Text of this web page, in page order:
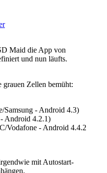
Maid die App von
und nun läufts.
grauen Zellen bemüht:
Samsung - Android 4.3)
Android 4.2.1)
Vodafone - Android 4.4.2
mit Autostart-